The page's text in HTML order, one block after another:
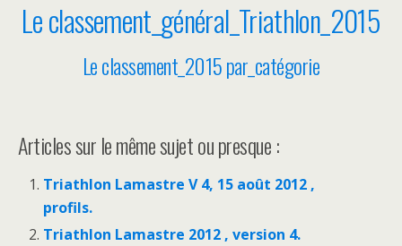
Le classement_général_Triathlon_2015
Le classement_2015 par_catégorie
Articles sur le même sujet ou presque :
Triathlon Lamastre V 4, 15 août 2012 ,
profils.
Triathlon Lamastre 2012 , version 4.